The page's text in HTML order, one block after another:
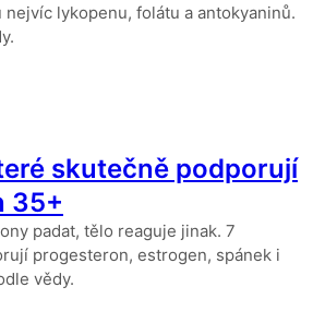
lykopenu, folátu a antokyaninů.
skutečně podporují
35+
padat, tělo reaguje jinak. 7
progesteron, estrogen, spánek i
vědy.